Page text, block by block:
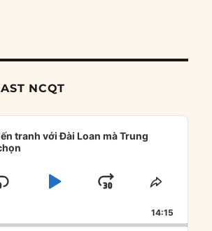
NCQT
tranh với Đài Loan mà Trung
SKIP
PLAYJUMP
FORWARD
SHARE
14:15